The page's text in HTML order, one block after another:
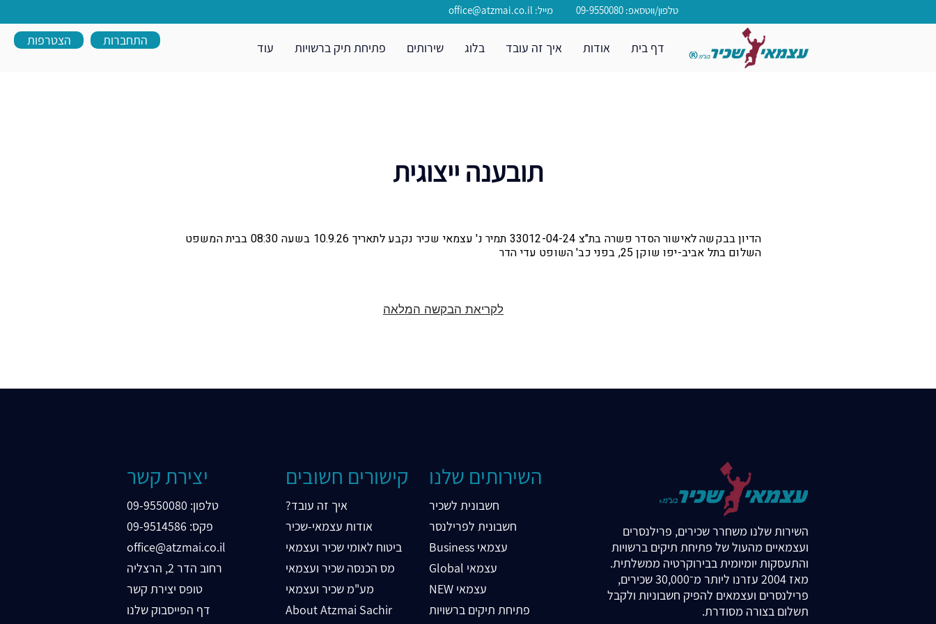
הצטרפות התחברות
office@atzmai.co.il :מייל טלפון/ווטסאפ: 09-9550080
דף בית אודות איך זה עובד בלוג שירותים פתיחת תיק ברשויות עוד
תובענה ייצוגית
הדיון בבקשה לאישור הסדר פשרה בת"צ 33012-04-24 תמיר נ' עצמאי שכיר נקבע לתאריך 10.9.26 בשעה 08:30 בבית המשפט
השלום בתל אביב-יפו שוקן 25, בפני כב' השופט עדי הדר
לקריאת הבקשה המלאה
השירות שלנו משחרר שכירים, פרילנסרים
ועצמאיים מהעול של פתיחת תיקים ברשויות
והתעסקות יומיומית בבירוקרטיה ממשלתית.
מאז 2004 עזרנו ליותר מ־30,000 שכירים,
פרילנסרים ועצמאים להפיק חשבוניות ולקבל
תשלום בצורה מסודרת.
השירותים שלנו
חשבונית לשכיר
חשבונית לפרילנסר
Business עצמאי
Global עצמאי
NEW עצמאי
פתיחת תיקים ברשויות
קישורים חשובים
?איך זה עובד
אודות עצמאי-שכיר
ביטוח לאומי שכיר ועצמאי
מס הכנסה שכיר ועצמאי
מע"מ שכיר ועצמאי
About Atzmai Sachir
יצירת קשר
טלפון​: 09-9550080
פקס: 09-9514586
office@atzmai.co.il
רחוב הדר 2, הרצליה
טופס יצירת קשר
דף הפייסבוק שלנו